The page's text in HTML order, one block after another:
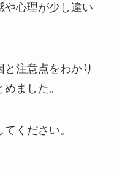
や心理が少し違い
注意点をわかり
ました。
ください。